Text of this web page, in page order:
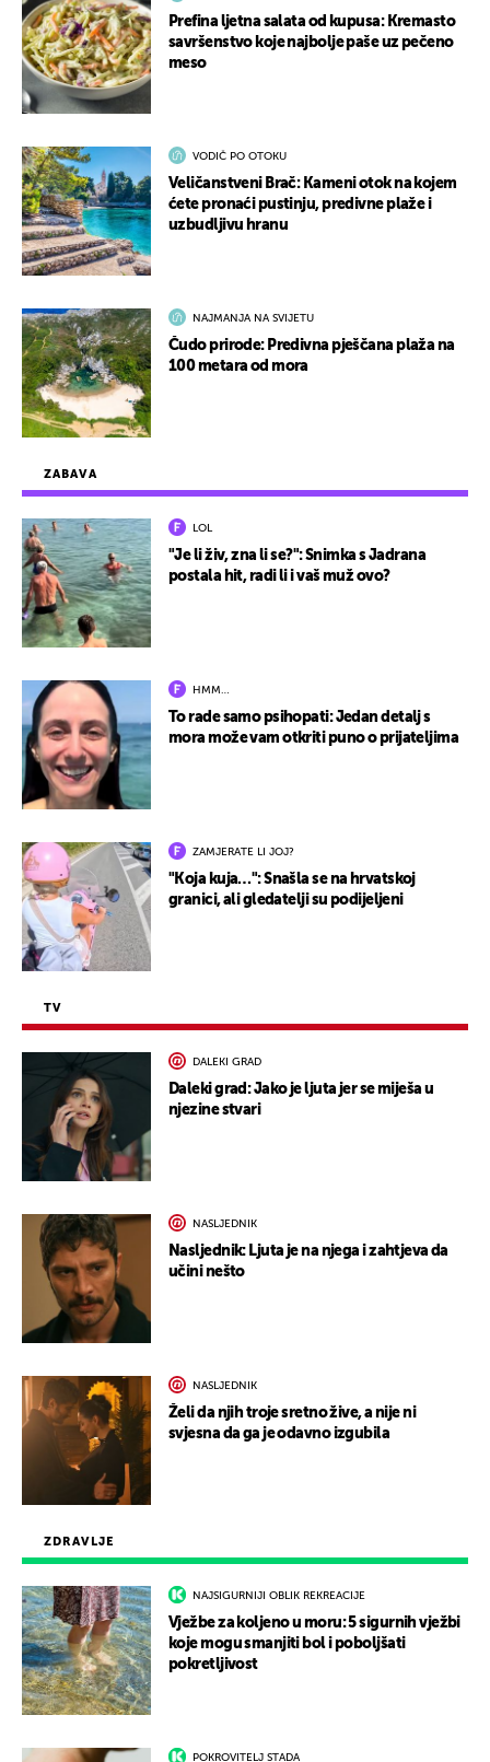
ZDRAVLJE
NAJSIGURNIJI OBLIK REKREACIJE
Vježbe za koljeno u moru: 5 sigurnih vježbi
koje mogu smanjiti bol i poboljšati
pokretljivost
POKROVITELJ STADA
ZABAVA
LOL
"Je li živ, zna li se?": Snimka s Jadrana
postala hit, radi li i vaš muž ovo?
HMM…
To rade samo psihopati: Jedan detalj s
mora može vam otkriti puno o prijateljima
ZAMJERATE LI JOJ?
"Koja kuja…": Snašla se na hrvatskoj
granici, ali gledatelji su podijeljeni
TV
DALEKI GRAD
Daleki grad: Jako je ljuta jer se miješa u
njezine stvari
NASLJEDNIK
Nasljednik: Ljuta je na njega i zahtjeva da
učini nešto
NASLJEDNIK
Želi da njih troje sretno žive, a nije ni
svjesna da ga je odavno izgubila
Prefina ljetna salata od kupusa: Kremasto
savršenstvo koje najbolje paše uz pečeno
meso
VODIČ PO OTOKU
Veličanstveni Brač: Kameni otok na kojem
ćete pronaći pustinju, predivne plaže i
uzbudljivu hranu
NAJMANJA NA SVIJETU
Čudo prirode: Predivna pješčana plaža na
100 metara od mora